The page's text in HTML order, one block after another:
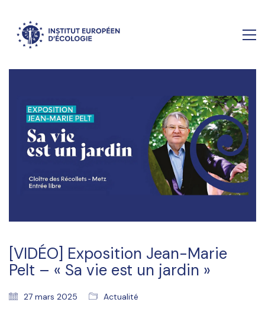
[VIDÉO] Exposition Jean-Marie
Pelt – « Sa vie est un jardin »
27 mars 2025 Actualité